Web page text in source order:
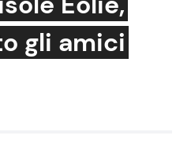
Bellezze VIP
gli amici